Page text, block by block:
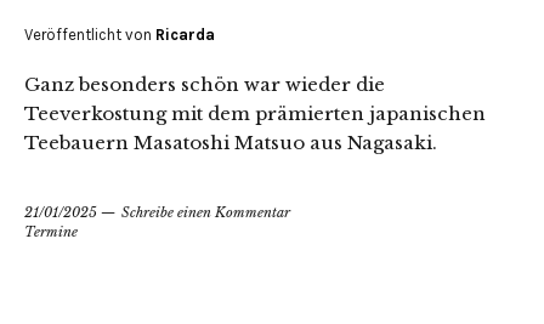
Veröffentlicht von Ricarda
Ganz besonders schön war wieder die
Teeverkostung mit dem prämierten japanischen
Teebauern Masatoshi Matsuo aus Nagasaki.
21/01/2025
Schreibe einen Kommentar
Termine